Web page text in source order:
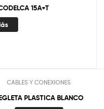
15A+T
CABLES Y CONEXIONES
REGLETA PLASTICA BLANCO